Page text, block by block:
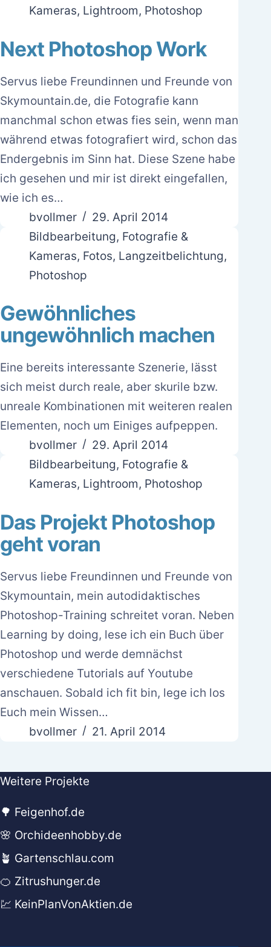
Kameras, Lightroom, Photoshop
Next Photoshop Work
Servus liebe Freundinnen und Freunde von
Skymountain.de, die Fotografie kann
manchmal schon etwas fies sein, wenn man
während etwas fotografiert wird, schon das
Endergebnis im Sinn hat. Diese Szene habe
ich gesehen und mir ist direkt eingefallen,
wie ich es…
bvollmer
29. April 2014
Bildbearbeitung, Fotografie &
Kameras, Fotos, Langzeitbelichtung,
Photoshop
Gewöhnliches
ungewöhnlich machen
Eine bereits interessante Szenerie, lässt
sich meist durch reale, aber skurile bzw.
unreale Kombinationen mit weiteren realen
Elementen, noch um Einiges aufpeppen.
bvollmer
29. April 2014
Bildbearbeitung, Fotografie &
Kameras, Lightroom, Photoshop
Das Projekt Photoshop
geht voran
Servus liebe Freundinnen und Freunde von
Skymountain, mein autodidaktisches
Photoshop-Training schreitet voran. Neben
Learning by doing, lese ich ein Buch über
Photoshop und werde demnächst
verschiedene Tutorials auf Youtube
anschauen. Sobald ich fit bin, lege ich los
Euch mein Wissen…
bvollmer
21. April 2014
Weitere Projekte
🌳 Feigenhof.de
🌸 Orchideenhobby.de
🪴 Gartenschlau.com
🍊 Zitrushunger.de
💹 KeinPlanVonAktien.de